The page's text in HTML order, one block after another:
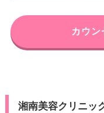
カウン
湘南美容クリニッ